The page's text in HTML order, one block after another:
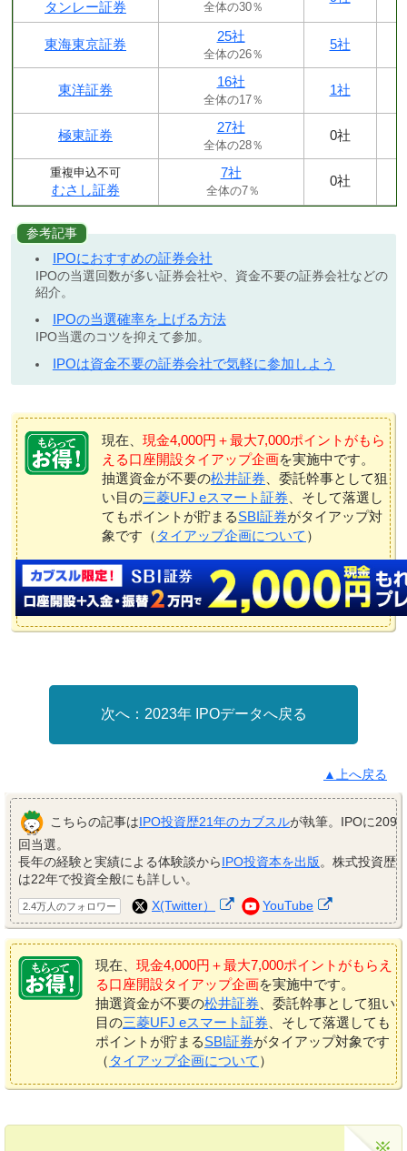
タンレー証券 全体の30％
東海東京証券
25社
全体の26％
5社
東洋証券
16社
全体の17％
1社
極東証券
27社
全体の28％
0社
重複申込不可
むさし証券
7社
全体の7％
0社
参考記事
IPOにおすすめの証券会社
IPOの当選回数が多い証券会社や、資金不要の証券会社などの
紹介。
IPOの当選確率を上げる方法
IPO当選のコツを抑えて参加。
IPOは資金不要の証券会社で気軽に参加しよう
現在、 現金4,000円＋最大7,000ポイントがもら
える口座開設タイアップ企画を実施中です。
抽選資金が不要の松井証券 、委託幹事として狙
い目の三菱UFJ eスマート証券 、そして落選し
てもポイントが貯まるSBI証券がタイアップ対
象です（ タイアップ企画について ）
2023年 IPOデータへ戻る
▲上へ戻る
こちらの記事はIPO投資歴21年のカブスルが執筆。IPOに209
回当選。
長年の経験と実績による体験談からIPO投資本を出版。株式投資歴
は22年で投資全般にも詳しい。
2.4万人のフォロワー X(Twitter） YouTube
現在、 現金4,000円＋最大7,000ポイントがもらえ
る口座開設タイアップ企画を実施中です。
抽選資金が不要の松井証券、委託幹事として狙い
目の三菱UFJ eスマート証券、そして落選しても
ポイントが貯まるSBI証券がタイアップ対象です
（ タイアップ企画について ）